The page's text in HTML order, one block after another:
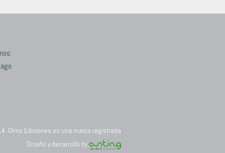
Olmo Ediciones es una marca registrada
Diseño y desarrollo by